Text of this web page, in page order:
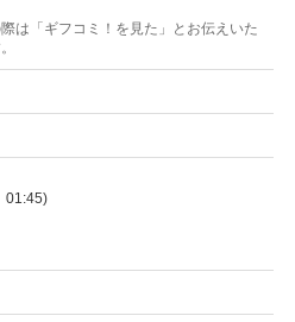
は「ギフコミ！を見た」とお伝えいた
01:45)